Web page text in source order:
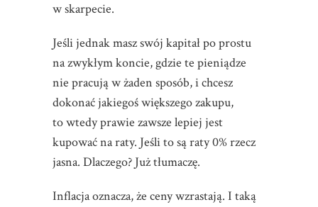
w skarpecie.
Jeśli jednak masz swój kapitał po prostu
na zwykłym koncie, gdzie te pieniądze
nie pracują w żaden sposób, i chcesz
dokonać jakiegoś większego zakupu,
to wtedy prawie zawsze lepiej jest
kupować na raty. Jeśli to są raty 0% rzecz
jasna. Dlaczego? Już tłumaczę.
Inflacja oznacza, że ceny wzrastają. I taką